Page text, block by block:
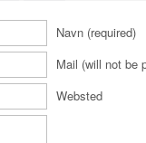
Navn (required)
Mail (will not be
Websted